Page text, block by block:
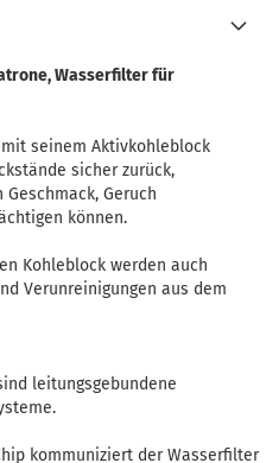
Wasserfilter für
mit seinem Aktivkohleblock
sicher zurück,
Geruch
können.
Kohleblock werden auch
Verunreinigungen aus dem
leitungsgebundene
kommuniziert der Wasserfilter